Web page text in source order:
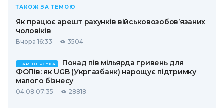
ТАКОЖ ЗА ТЕМОЮ
Як працює арешт рахунків військовозобов’язаних
чоловіків
Вчора 16:33 3504
ПАРТНЕРСЬКА
Понад пів мільярда гривень для
ФОПів: як UGB (Укргазбанк) нарощує підтримку
малого бізнесу
04.08 07:35 28818